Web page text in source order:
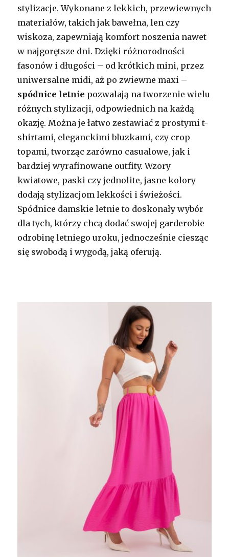
stylizacje. Wykonane z lekkich, przewiewnych
materiałów, takich jak bawełna, len czy
wiskoza, zapewniają komfort noszenia nawet
w najgorętsze dni. Dzięki różnorodności
fasonów i długości – od krótkich mini, przez
uniwersalne midi, aż po zwiewne maxi –
spódnice letnie pozwalają na tworzenie wielu
różnych stylizacji, odpowiednich na każdą
okazję. Można je łatwo zestawiać z prostymi t-
shirtami, eleganckimi bluzkami, czy crop
topami, tworząc zarówno casualowe, jak i
bardziej wyrafinowane outfity. Wzory
kwiatowe, paski czy jednolite, jasne kolory
dodają stylizacjom lekkości i świeżości.
Spódnice damskie letnie to doskonały wybór
dla tych, którzy chcą dodać swojej garderobie
odrobinę letniego uroku, jednocześnie ciesząc
się swobodą i wygodą, jaką oferują.